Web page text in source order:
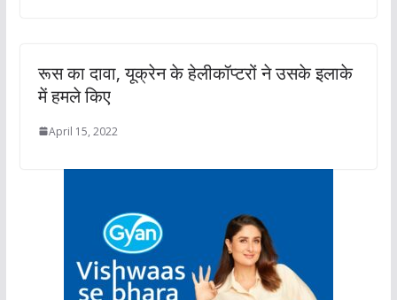
रूस का दावा, यूक्रेन के हेलीकॉप्टरों ने उसके इलाके
में हमले किए
April 15, 2022